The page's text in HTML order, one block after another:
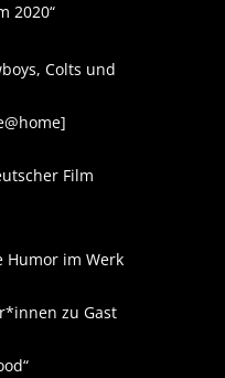
2020“
Colts und
Film
Humor im Werk
zu Gast